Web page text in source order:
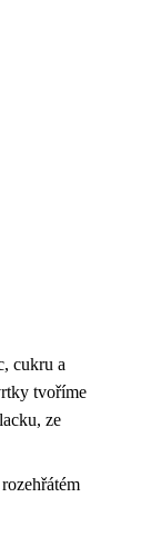
cukru a
tvoříme
ze